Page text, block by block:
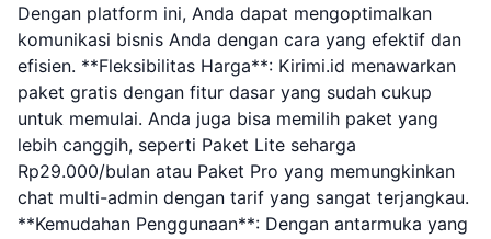
Dengan platform ini, Anda dapat mengoptimalkan
komunikasi bisnis Anda dengan cara yang efektif dan
efisien. **Fleksibilitas Harga**: Kirimi.id menawarkan
paket gratis dengan fitur dasar yang sudah cukup
untuk memulai. Anda juga bisa memilih paket yang
lebih canggih, seperti Paket Lite seharga
Rp29.000/bulan atau Paket Pro yang memungkinkan
chat multi-admin dengan tarif yang sangat terjangkau.
**Kemudahan Penggunaan**: Dengan antarmuka yang